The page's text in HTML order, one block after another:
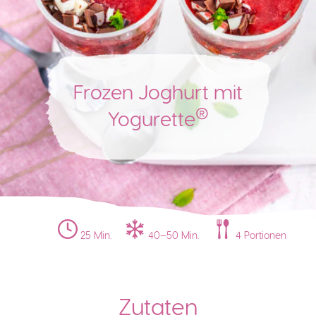
Frozen Joghurt mit
Yogurette®
25 Min. 40–50 Min. 4 Portionen
Zutaten